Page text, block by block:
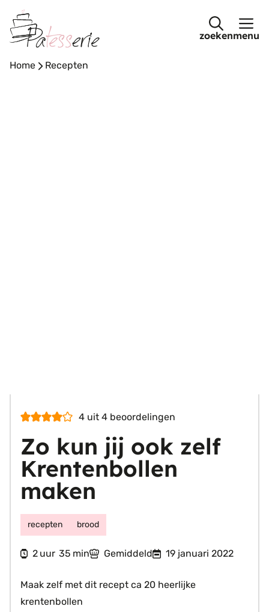
naar
de
menu
Home - Recepten
4 uit4 beoordelingen
Zo kun jij ook zelf
Krentenbollen
maken
recepten brood
2uur
uur 35minuten
min Gemiddeld 19 januari 2022
Maak zelf met dit recept ca 20 heerlijke
krentenbollen